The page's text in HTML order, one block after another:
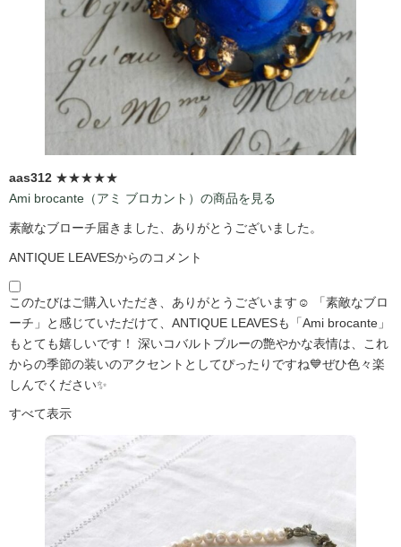
aas312 ★★★★★
Ami brocante（アミ ブロカント）の商品を見る
素敵なブローチ届きました、ありがとうございました。
ANTIQUE LEAVESからのコメント
このたびはご購入いただき、ありがとうございます☺️ 「素敵なブロ
ーチ」と感じていただけて、ANTIQUE LEAVESも「Ami brocante」
もとても嬉しいです！ 深いコバルトブルーの艶やかな表情は、これ
からの季節の装いのアクセントとしてぴったりですね💙ぜひ色々楽
しんでください✨
すべて表示